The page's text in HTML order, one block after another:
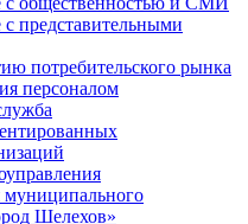
представительными
потребительского рынка
персоналом
Шелехов»